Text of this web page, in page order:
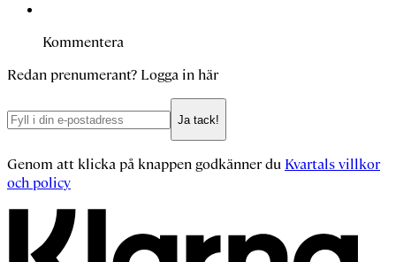
Kommentera
Redan prenumerant? Logga in här
Ja tack!
Genom att klicka på knappen godkänner du Kvartals villkor
och policy